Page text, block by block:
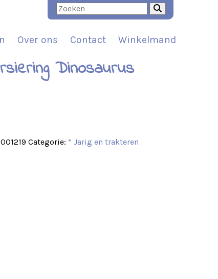
Over ons Contact Winkelmand
Dinosaurus
Categorie: * Jarig en trakteren